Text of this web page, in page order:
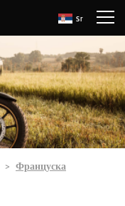
Sr
Француска